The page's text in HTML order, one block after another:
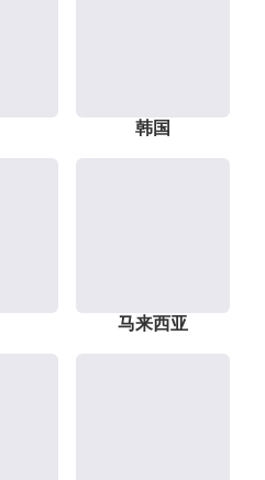
韩国
马来西亚